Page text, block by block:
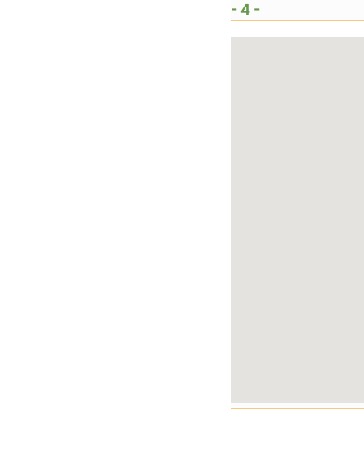
- 4 -